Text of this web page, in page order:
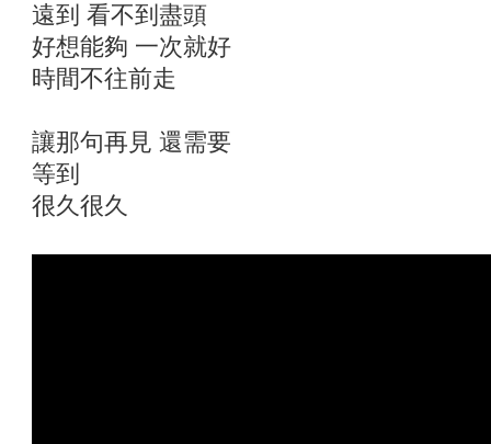
遠到 看不到盡頭
好想能夠 一次就好
時間不往前走
讓那句再見 還需要
等到
很久很久